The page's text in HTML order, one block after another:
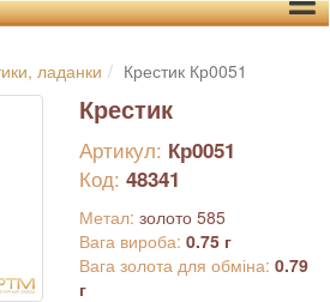
ладанки Крестик Кр0051
Крестик
Артикул: Кр0051
Код: 48341
Метал: золото 585
Вага вироба: 0.75 г
Вага золота для обміна: 0.79
г